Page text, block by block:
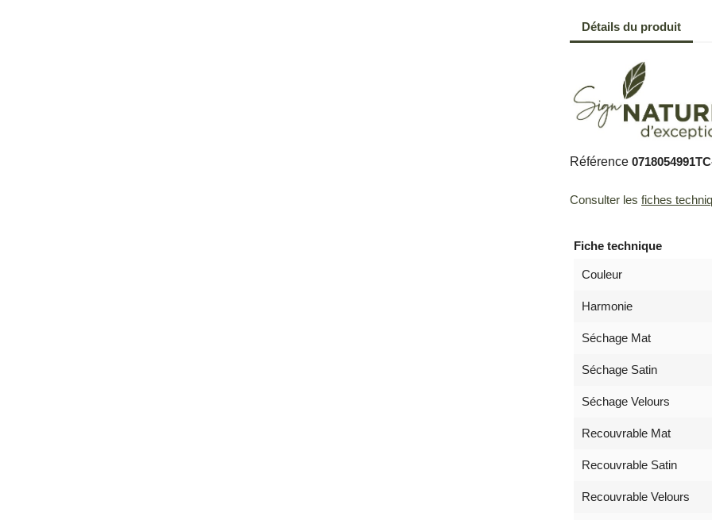
Détails du produit
Référence
Consulter les fiches
Fiche technique
Couleur
Harmonie
Séchage Mat
Séchage Satin
Séchage Velours
Recouvrable Mat
Recouvrable Satin
Recouvrable Velours